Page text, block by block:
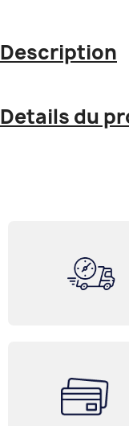
Description
Details du